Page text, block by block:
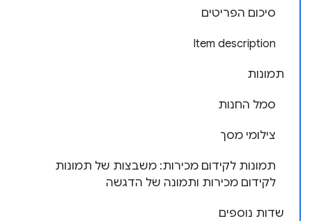
סיכום הפריטים
Item description
תמונות
סמל החנות
צילומי מסך
תמונות לקידום מכירות: משבצות של תמונות
לקידום מכירות ותמונה של הדגשה
שדות נוספים